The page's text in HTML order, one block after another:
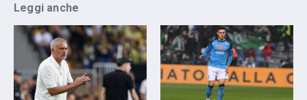
Leggi anche